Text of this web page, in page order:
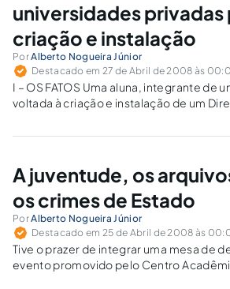
universidades privadas
criação e instalação
PorAlberto Nogueira Júnior
Destacado em 27 de Abril de 2008 às
I – OS FATOS Uma aluna, integrante de
voltada à criação e instalação de um
alegando que a Instituição de Ensino
A juventude, os
os crimes de Estado
PorAlberto Nogueira Júnior
Destacado em 25 de Abril de 2008 às
Tive o prazer de integrar uma mesa de
evento promovido pelo Centro